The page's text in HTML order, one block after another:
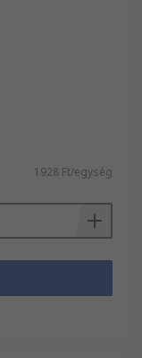
1928 Ft/egység